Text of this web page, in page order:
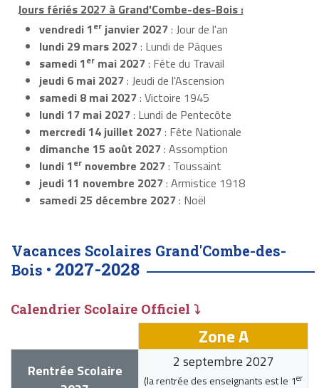
Jours fériés 2027 à Grand'Combe-des-Bois :
vendredi 1er janvier 2027: Jour de l'an
lundi 29 mars 2027: Lundi de Pâques
samedi 1er mai 2027: Fête du Travail
jeudi 6 mai 2027: Jeudi de l'Ascension
samedi 8 mai 2027: Victoire 1945
lundi 17 mai 2027: Lundi de Pentecôte
mercredi 14 juillet 2027: Fête Nationale
dimanche 15 août 2027: Assomption
lundi 1er novembre 2027: Toussaint
jeudi 11 novembre 2027: Armistice 1918
samedi 25 décembre 2027: Noël
Vacances Scolaires Grand'Combe-des-
Bois • 2027-2028
Calendrier Scolaire Officiel ⤵
Zone A
Rentrée Scolaire
2 septembre 2027
(la rentrée des enseignants est le 1er